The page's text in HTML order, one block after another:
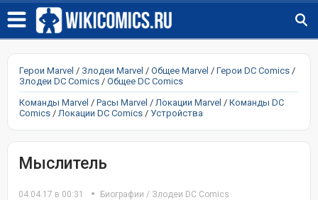
Герои Marvel / Злодеи Marvel / Общее Marvel / Герои DC Comics /
Злодеи DC Comics / Общее DC Comics
Команды Marvel / Расы Marvel /Локации Marvel / Команды DC
Comics /Локации DC Comics / Устройства
Мыслитель
04.04.17 в 00:31 Биографии / Злодеи DC Comics